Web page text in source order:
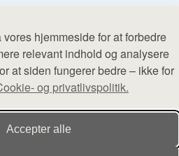
hjemmeside for at forbedre
relevant indhold og analysere
at siden fungerer bedre – ikke for
og privatlivspolitik.
Accepter alle